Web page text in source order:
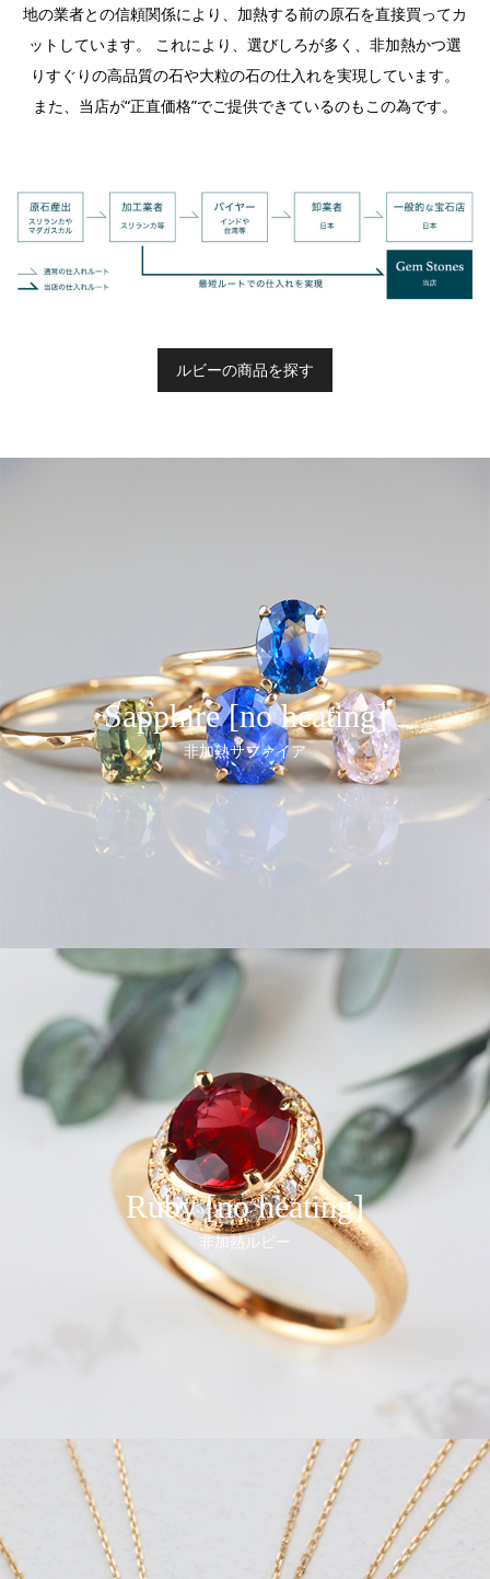
地の業者との信頼関係により、加熱する前の原石を直接買ってカ
ットしています。 これにより、選びしろが多く、非加熱かつ選
りすぐりの高品質の石や大粒の石の仕入れを実現しています。
また、当店が“正直価格”でご提供できているのもこの為です。
ルビーの商品を探す
Sapphire [no heating]
非加熱サファイア
Ruby [no heating]
非加熱ルビー